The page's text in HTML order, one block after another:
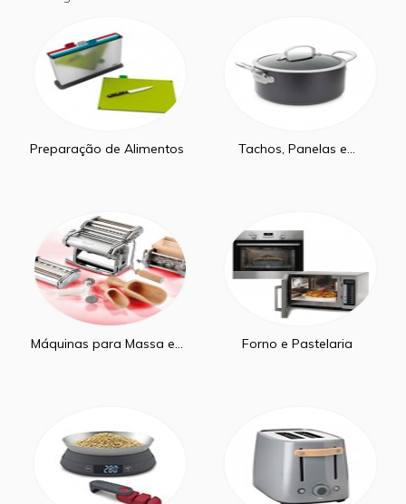
Preparação de Alimentos Tachos, Panelas e...
Máquinas para Massa e... Forno e Pastelaria